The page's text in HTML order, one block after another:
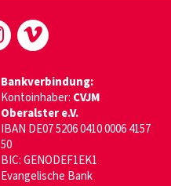
Bankverbindung:
Kontoinhaber: CVJM
Oberalster e.V.
IBAN DE07 5206 0410 0006 4157
50
BIC: GENODEF1EK1
Evangelische Bank